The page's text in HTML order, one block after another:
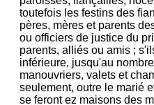
toutefois les festins des
pères, mères et parents
ou officiers de justice du
parents, alliés ou amis ;
inférieure, jusqu'au
manouvriers, valets et
seulement, outre le marié
se feront ez maisons des